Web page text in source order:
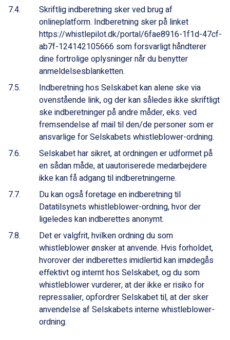
Skriftlig indberetning sker ved brug af
onlineplatform. Indberetning sker på linket
https://whistlepilot.dk/portal/6fae8916-1f1d-47cf-
ab7f-124142105666 som forsvarligt håndterer
dine fortrolige oplysninger når du benytter
anmeldelsesblanketten.
Indberetning hos Selskabet kan alene ske via
ovenstående link, og der kan således ikke skriftligt
ske indberetninger på andre måder, eks. ved
fremsendelse af mail til den/de personer som er
ansvarlige for Selskabets whistleblower-ordning.
Selskabet har sikret, at ordningen er udformet på
en sådan måde, at uautoriserede medarbejdere
ikke kan få adgang til indberetningerne.
Du kan også foretage en indberetning til
Datatilsynets whistleblower-ordning, hvor der
ligeledes kan indberettes anonymt.
Det er valgfrit, hvilken ordning du som
whistleblower ønsker at anvende. Hvis forholdet,
hvorover der indberettes imidlertid kan imødegås
effektivt og internt hos Selskabet, og du som
whistleblower vurderer, at der ikke er risiko for
repressalier, opfordrer Selskabet til, at der sker
anvendelse af Selskabets interne whistleblower-
ordning.